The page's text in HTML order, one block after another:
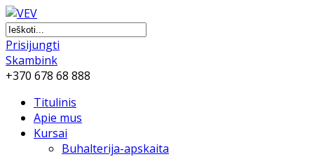
Prisijungti
Skambink
+370 678 68 888
Titulinis
Apie mus
Kursai
Buhalterija-apskaita